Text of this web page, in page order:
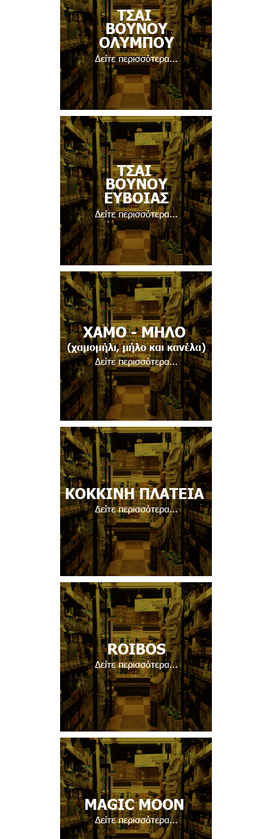
Δείτε περισσότερα...
Δείτε περισσότερα...
Δείτε περισσότερα...
Δείτε περισσότερα...
Δείτε περισσότερα...